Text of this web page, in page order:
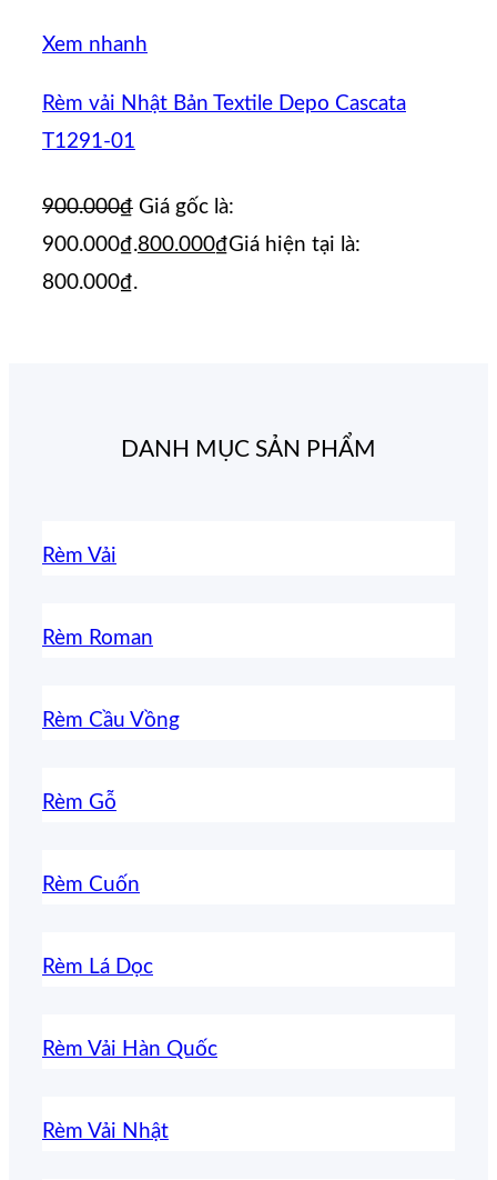
Xem nhanh
Rèm vải Nhật Bản Textile Depo Cascata
T1291-01
900.000₫ Giá gốc là:
900.000₫.800.000₫Giá hiện tại là:
800.000₫.
DANH MỤC SẢN PHẨM
Rèm Vải
Rèm Roman
Rèm Cầu Vồng
Rèm Gỗ
Rèm Cuốn
Rèm Lá Dọc
Rèm Vải Hàn Quốc
Rèm Vải Nhật